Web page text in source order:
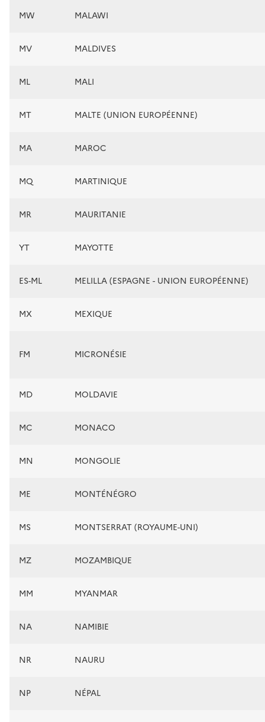
MW MALAWI
MV MALDIVES
ML MALI
MT MALTE (UNION EUROPÉENNE)
MA MAROC
MQ MARTINIQUE
MR MAURITANIE
YT MAYOTTE
ES-ML MELILLA (ESPAGNE - UNION EUROPÉENNE)
MX MEXIQUE
FM MICRONÉSIE
MD MOLDAVIE
MC MONACO
MN MONGOLIE
ME MONTÉNÉGRO
MS MONTSERRAT (ROYAUME-UNI)
MZ MOZAMBIQUE
MM MYANMAR
NA NAMIBIE
NR NAURU
NP NÉPAL